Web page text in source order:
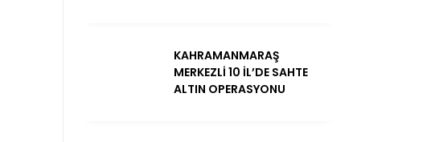
KAHRAMANMARAŞ
MERKEZLİ 10 İL’DE SAHTE
ALTIN OPERASYONU